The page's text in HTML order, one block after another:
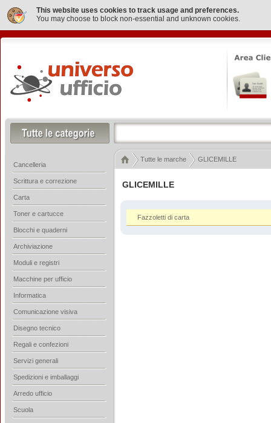
This website uses cookies to track usage and preferences.
You may choose to block non-essential and unknown cookies.
GLICEMILLE
Fazzoletti di carta
Cancelleria
Scrittura e correzione
Carta
Toner e cartucce
Blocchi e quaderni
Archiviazione
Moduli e registri
Macchine per ufficio
Informatica
Comunicazione visiva
Disegno tecnico
Regali e confezioni
Servizi generali
Spedizioni e imballaggi
Arredo ufficio
Scuola
Tutte le marche GLICEMILLE